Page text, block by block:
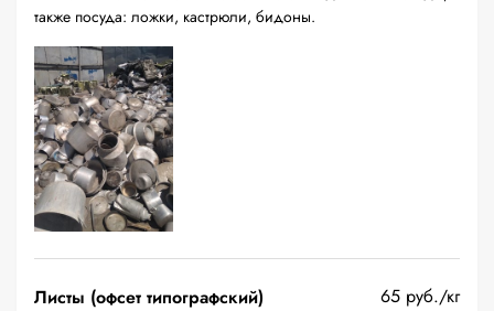
также посуда: ложки, кастрюли, бидоны.
Листы (офсет типографский)
65 руб./кг